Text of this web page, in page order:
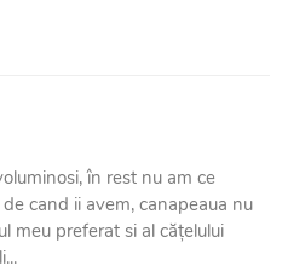
în rest nu am ce
cand ii avem, canapeaua nu
meu preferat si al cățelului